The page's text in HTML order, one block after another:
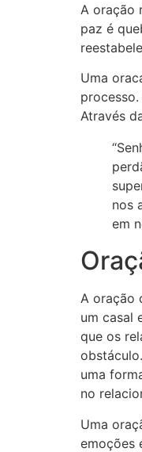
A oração
paz é
Uma
Através
nos
em
A oração
um casal
que os
uma
no
Uma
emoções